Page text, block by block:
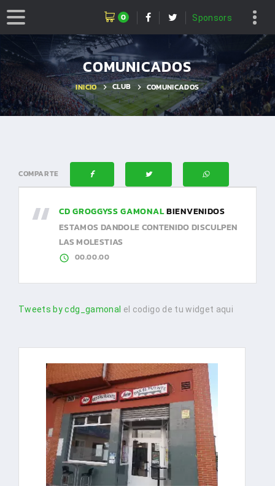
0 Sponsors
COMUNICADOS
INICIO CLUB COMUNICADOS
COMPARTE
CD GROGGYSS GAMONALBIENVENIDOS
ESTAMOS DANDOLE CONTENIDO DISCULPEN
LAS MOLESTIAS
00.00.00
Tweets by cdg_gamonal el codigo de tu widget aqui